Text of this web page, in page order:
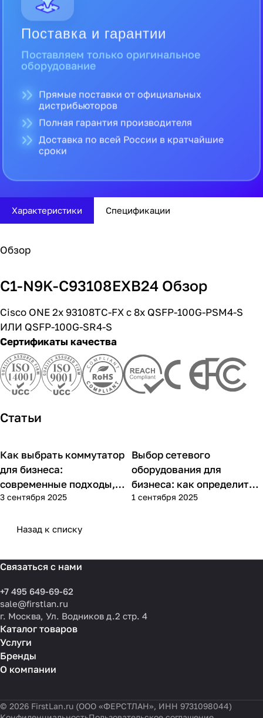
Поставка и гарантии
Поставляем только оригинальное
оборудование
Прямые поставки от официальных
дистрибьюторов
Полная гарантия производителя
Доставка по всей России в кратчайшие
сроки
Характеристики Спецификации
Обзор
C1-N9K-C93108EXB24 Обзор
Cisco ONE 2x 93108TC-FX с 8x QSFP-100G-PSM4-S
ИЛИ QSFP-100G-SR4-S
Сертификаты качества
Статьи
Советы покупателям
Как выбрать коммутатор
для бизнеса:
современные подходы,
практика применения и
3 сентября 2025
Советы покупателям
Выбор сетевого
оборудования для
бизнеса: как определить
потребности компании и
1 сентября 2025
Назад к списку
Связаться с нами
+7 495 649-69-62
sale@firstlan.ru
г. Москва, Ул. Водников д.2 стр. 4
Каталог товаров
Услуги
Бренды
О компании
© 2026 FirstLan.ru (ООО «ФЕРСТЛАН», ИНН 9731098044)